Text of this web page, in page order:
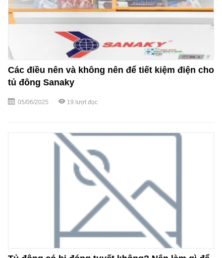
Các điều nên và không nên để tiết kiệm điện cho
tủ đông Sanaky
05/06/2025 19 lượt đọc